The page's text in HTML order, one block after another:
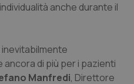
anche durante il
di più per i pazienti
Manfredi, Direttore